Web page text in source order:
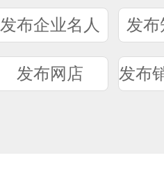
发布企业名人 发
发布网店